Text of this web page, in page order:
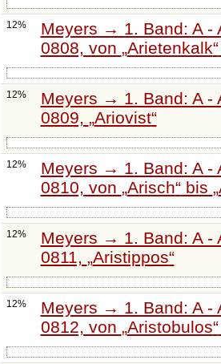
12%
Meyers → 1. Band: A -
0808, von Arietenkalk
12%
Meyers → 1. Band: A -
0809,
Ariovist
12%
Meyers → 1. Band: A -
0810, von Arisch bis
12%
Meyers → 1. Band: A -
0811,
Aristippos
12%
Meyers → 1. Band: A -
0812, von Aristobulos